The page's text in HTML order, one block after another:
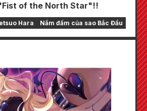
of the North Star"!!
Hara Nắm đấm của sao Bắc Đẩu